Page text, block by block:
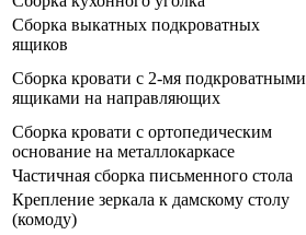
Сборка выкатных подкроватных
ящиков
Сборка кровати с 2-мя подкроватными
ящиками на направляющих
Сборка кровати с ортопедическим
основание на металлокаркасе
Частичная сборка письменного стола
Крепление зеркала к дамскому столу
(комоду)